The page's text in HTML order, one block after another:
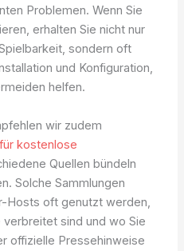
Problemen. Wenn Sie
erhalten Sie nicht nur
sondern oft
und Konfiguration,
helfen.
wir zudem
kostenlose
Quellen bündeln
Solche Sammlungen
Hosts oft genutzt werden,
sind und wo Sie
offizielle Pressehinweise